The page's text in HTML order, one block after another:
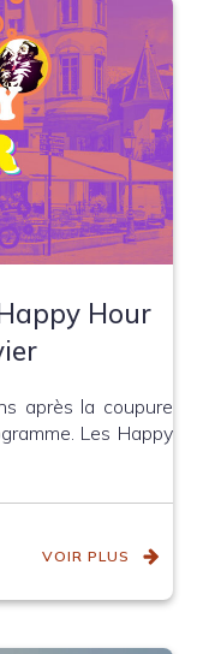
Hour
après la coupure
Les Happy
VOIR PLUS